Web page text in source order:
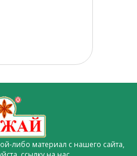
либо материал с нашего сайта,